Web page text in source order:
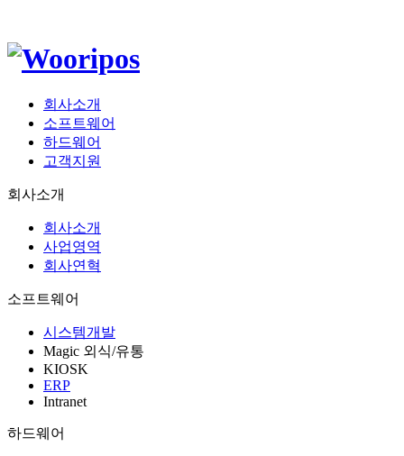
회사소개
소프트웨어
하드웨어
고객지원
회사소개
회사소개
사업영역
회사연혁
소프트웨어
시스템개발
Magic 외식/유통
KIOSK
ERP
Intranet
하드웨어